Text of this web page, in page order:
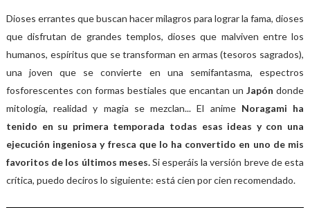
Dioses errantes que buscan hacer milagros para lograr la fama, dioses
que disfrutan de grandes templos, dioses que malviven entre los
humanos, espíritus que se transforman en armas (tesoros sagrados),
una joven que se convierte en una semifantasma, espectros
fosforescentes con formas bestiales que encantan unJapóndonde
mitología, realidad y magia se mezclan... El anime Noragami ha
tenido en su primera temporada todas esas ideas y con una
ejecución ingeniosa y fresca que lo ha convertido en uno de mis
favoritos de los últimos meses.Si esperáis la versión breve de esta
crítica, puedo deciros lo siguiente: está cien por cien recomendado.